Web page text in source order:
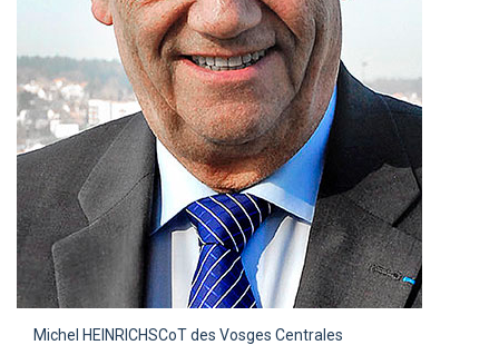
Michel HEINRICHSCoT des Vosges Centrales